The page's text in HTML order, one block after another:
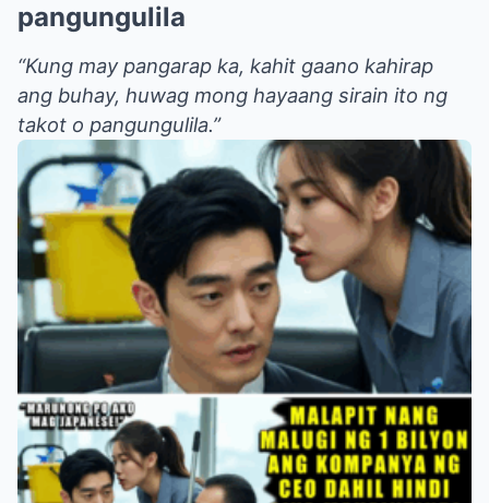
pangungulila
“Kung may pangarap ka, kahit gaano kahirap
ang buhay, huwag mong hayaang sirain ito ng
takot o pangungulila.”